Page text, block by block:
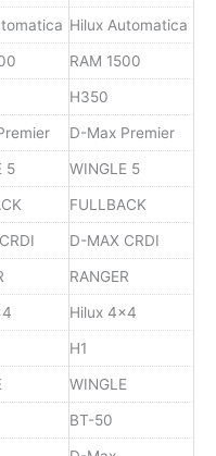
Hilux Automatica
RAM 1500
H350
D-Max Premier
5 WINGLE 5
FULLBACK
D-MAX CRDI
RANGER
Hilux 4x4
H1
WINGLE
BT-50